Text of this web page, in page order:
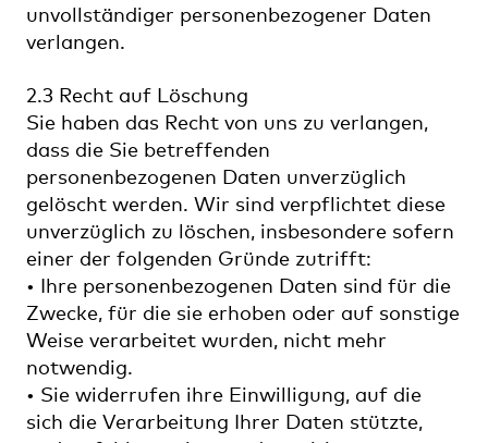
unvollständiger personenbezogener Daten
verlangen.
2.3 Recht auf Löschung
Sie haben das Recht von uns zu verlangen,
dass die Sie betreffenden
personenbezogenen Daten unverzüglich
gelöscht werden. Wir sind verpflichtet diese
unverzüglich zu löschen, insbesondere sofern
einer der folgenden Gründe zutrifft:
• Ihre personenbezogenen Daten sind für die
Zwecke, für die sie erhoben oder auf sonstige
Weise verarbeitet wurden, nicht mehr
notwendig.
• Sie widerrufen ihre Einwilligung, auf die
sich die Verarbeitung Ihrer Daten stützte,